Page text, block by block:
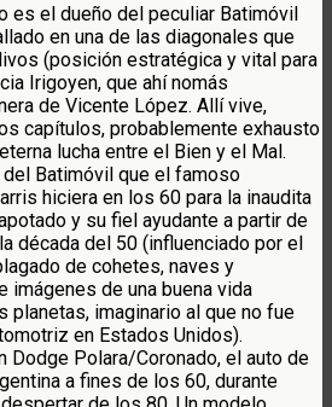
es el dueño del peculiar Batimóvil
en una de las diagonales que
(posición estratégica y vital para
Irigoyen, que ahí nomás
de Vicente López. Allí vive,
capítulos, probablemente exhausto
lucha entre el Bien y el Mal.
Batimóvil que el famoso
hiciera en los 60 para la inaudita
y su fiel ayudante a partir de
década del 50 (influenciado por el
de cohetes, naves y
de una buena vida
planetas, imaginario al que no fue
en Estados Unidos).
Dodge Polara/Coronado, el auto de
a fines de los 60, durante